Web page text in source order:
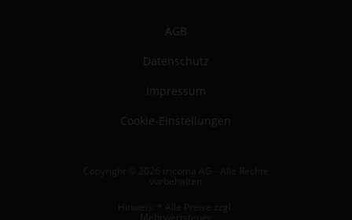
AGB
Datenschutz
Impressum
Cookie-Einstellungen